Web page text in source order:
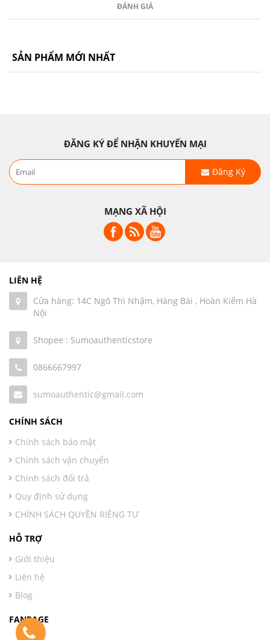
ĐÁNH GIÁ
SẢN PHẨM MỚI NHẤT
ĐĂNG KÝ ĐỂ NHẬN KHUYẾN MẠI
Đăng Ký
MẠNG XÃ HỘI
LIÊN HỆ
Cửa hàng: 14C Ngô Thì Nhậm, Hàng Bài , Hoàn Kiếm Hà
Nội
Shopee : Sumoauthenticstore
0866667997
sumoauthentic@gmail.com
CHÍNH SÁCH
Chính sách bảo mật
Chính sách vận chuyển
Chính sách đổi trả
Quy định sử dụng
CHÍNH SÁCH QUYỀN RIÊNG TƯ
HỖ TRỢ
Giới thiệu
Liên hệ
Blog
FANPAGE